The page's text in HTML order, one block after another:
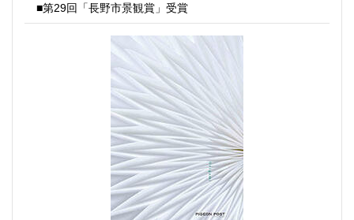
■第29回「長野市景観賞」受賞